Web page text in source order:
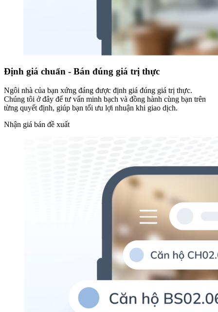
Định giá chuẩn - Bán đúng giá trị thực
Ngôi nhà của bạn xứng đáng được định giá đúng giá trị thực.
Chúng tôi ở đây để tư vấn minh bạch và đồng hành cùng bạn trên
từng quyết định, giúp bạn tối ưu lợi nhuận khi giao dịch.
Nhận giá bán đề xuất